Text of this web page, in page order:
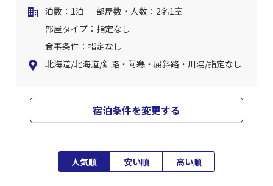
泊数：1泊
部屋数・人数：2名1室
部屋タイプ：指定なし
食事条件：指定なし
北海道/北海道/釧路・阿寒・屈斜路・川湯/指定なし
宿泊条件を変更する
人気順 安い順 高い順